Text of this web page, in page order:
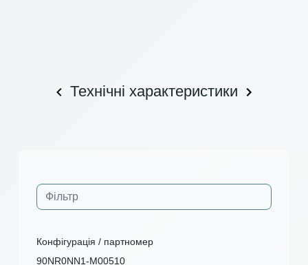
Технічні характеристики
Конфігурація / партномер
90NR0NN1-M00510